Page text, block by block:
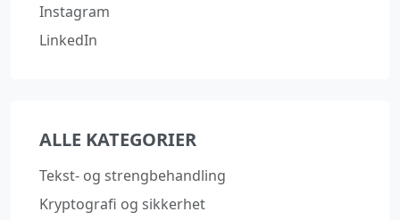
Instagram
LinkedIn
ALLE KATEGORIER
Tekst- og strengbehandling
Kryptografi og sikkerhet